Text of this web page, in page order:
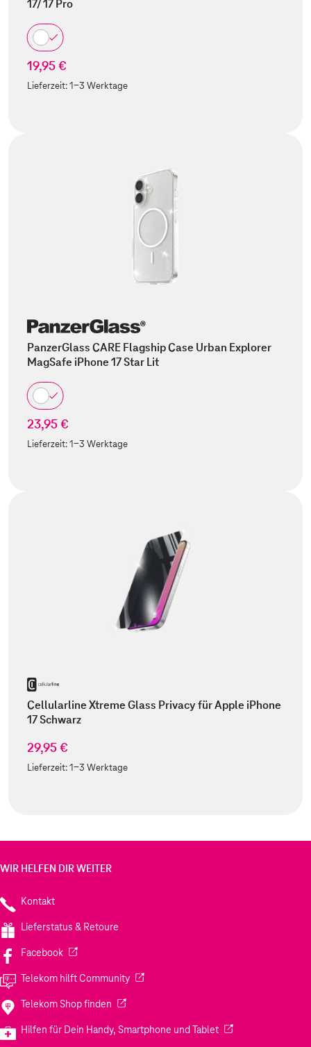
17/ 17 Pro
19,95 €
Lieferzeit:1-3 Werktage
PanzerGlass CARE Flagship Case Urban Explorer
MagSafe iPhone 17 Star Lit
23,95 €
Lieferzeit:1-3 Werktage
Cellularline Xtreme Glass Privacy für Apple iPhone
17 Schwarz
29,95 €
Lieferzeit:1-3 Werktage
WIR HELFEN DIR WEITER
Kontakt
Lieferstatus & Retoure
Facebook(Wird in einem neuen Tab geöffnet)
Telekom hilft Community(Wird in einem neuen Tab geöffnet)
Telekom Shop finden (Wird in einem neuen Tab geöffnet)
Hilfen für Dein Handy, Smartphone und Tablet(Wird in einem